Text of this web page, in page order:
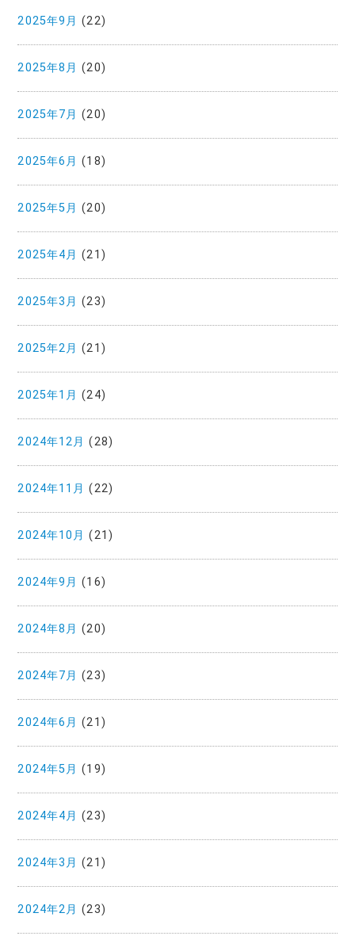
2025年9月 (22)
2025年8月 (20)
2025年7月 (20)
2025年6月 (18)
2025年5月 (20)
2025年4月 (21)
2025年3月 (23)
2025年2月 (21)
2025年1月 (24)
2024年12月 (28)
2024年11月 (22)
2024年10月 (21)
2024年9月 (16)
2024年8月 (20)
2024年7月 (23)
2024年6月 (21)
2024年5月 (19)
2024年4月 (23)
2024年3月 (21)
2024年2月 (23)